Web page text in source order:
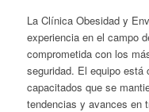
La Clínica Obesidad y
experiencia en el campo
comprometida con los
seguridad. El equipo está
capacitados que se
tendencias y avances en